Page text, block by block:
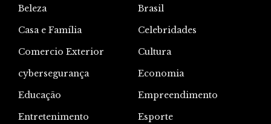
Beleza
Brasil
Casa e Família
Celebridades
Comercio Exterior
Cultura
cybersegurança
Economia
Educação
Empreendimento
Entretenimento
Esporte